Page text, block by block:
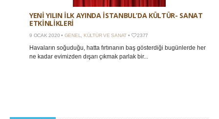
YENİ YILIN İLK AYINDA İSTANBUL’DA KÜLTÜR- SANAT
ETKİNLİKLERİ
9 OCAK 2020 • GENEL KÜLTÜR VE SANAT • 2377
Havaların soğuduğu, hatta fırtınanın baş gösterdiği bugünlerde her
ne kadar evimizden dışarı çıkmak parlak bir...